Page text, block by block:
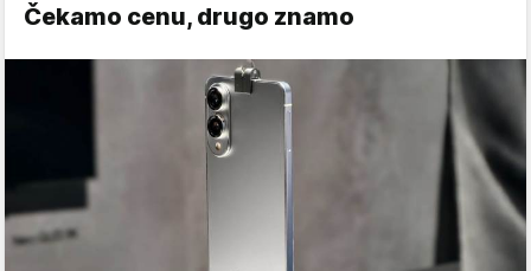
Čekamo cenu, drugo znamo